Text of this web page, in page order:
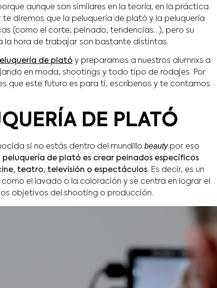
aunque son similares en la teoría, en la práctica
te diremos que la peluquería de plató y la peluquería
(como el corte, peinado, tendencias…), pero su
hora de trabajar son bastante distintas.
de plató y preparamos a nuestros alumnxs a
en moda, shootings y todo tipo de rodajes. Por
que este futuro es para ti, escríbenos y te contamos
DE PLATÓ
si no estás dentro del mundillo beautypor eso
peluquería de plató es crear peinados específicos
teatro, televisión o espectáculos. Es decir, es un
el lavado o la coloración y se centra en lograr el
objetivos del shooting o producción.